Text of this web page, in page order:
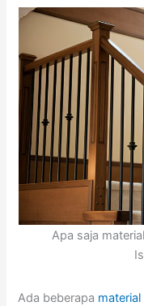
Apa saja
Ada beberapa